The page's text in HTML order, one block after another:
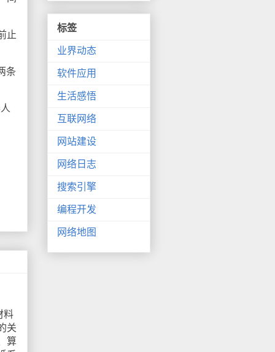
止
条
料
关
算
标签
业界动态
软件应用
生活感悟
互联网络
网站建设
网络日志
搜索引擎
编程开发
网络地图